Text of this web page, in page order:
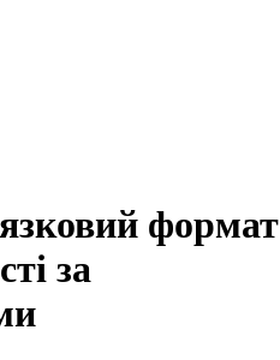
формат
за